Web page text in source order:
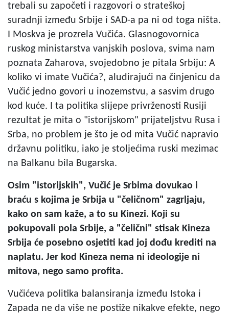
trebali su započeti i razgovori o strateškoj
suradnji između Srbije i SAD-a pa ni od toga ništa.
I Moskva je prozrela Vučića. Glasnogovornica
ruskog ministarstva vanjskih poslova, svima nam
poznata Zaharova, svojedobno je pitala Srbiju: A
koliko vi imate Vučića?, aludirajući na činjenicu da
Vučić jedno govori u inozemstvu, a sasvim drugo
kod kuće. I ta politika slijepe privrženosti Rusiji
rezultat je mita o "istorijskom" prijateljstvu Rusa i
Srba, no problem je što je od mita Vučić napravio
državnu politiku, iako je stoljećima ruski mezimac
na Balkanu bila Bugarska.
Osim "istorijskih", Vučić je Srbima dovukao i
braću s kojima je Srbija u "čeličnom" zagrljaju,
kako on sam kaže, a to su Kinezi. Koji su
pokupovali pola Srbije, a "čelični" stisak Kineza
Srbija će posebno osjetiti kad joj dođu krediti na
naplatu. Jer kod Kineza nema ni ideologije ni
mitova, nego samo profita.
Vučićeva politika balansiranja između Istoka i
Zapada ne da više ne postiže nikakve efekte, nego